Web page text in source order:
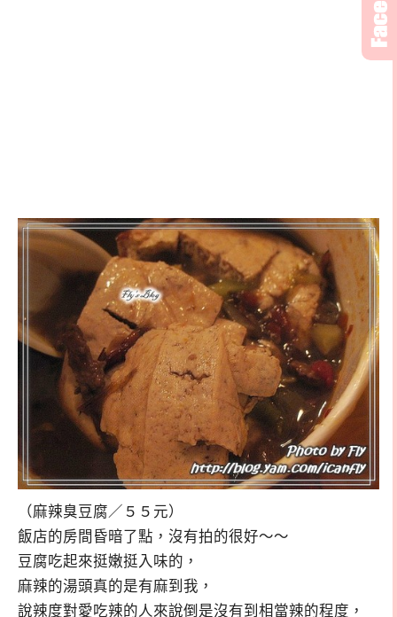
（麻辣臭豆腐／５５元）
飯店的房間昏暗了點，沒有拍的很好～～
豆腐吃起來挺嫩挺入味的，
麻辣的湯頭真的是有麻到我，
說辣度對愛吃辣的人來說倒是沒有到相當辣的程度，